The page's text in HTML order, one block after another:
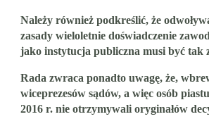
Należy również podkreślić, że
zasady wieloletnie doświadczenie
jako instytucja publiczna musi być tak
Rada zwraca ponadto uwagę, że,
wiceprezesów sądów, a więc osób
2016 r. nie otrzymywali oryginałów